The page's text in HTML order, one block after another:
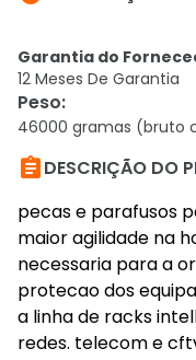
Garantia do
12 Meses De Garantia
Peso:
46000 gramas (bruto
DESCRIÇÃO DO
pecas e parafusos
maior agilidade na
necessaria para a
protecao dos
a linha de racks
redes. telecom e